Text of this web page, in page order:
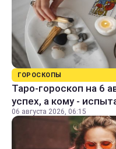
ГОРОСКОПЫ
Таро-гороскоп на 6
успех, а кому -
06 августа 2026, 06:15